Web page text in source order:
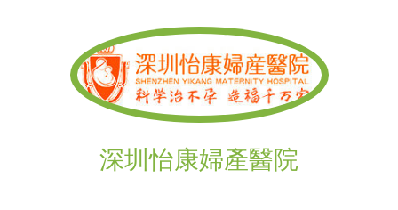
深圳怡康婦產醫院